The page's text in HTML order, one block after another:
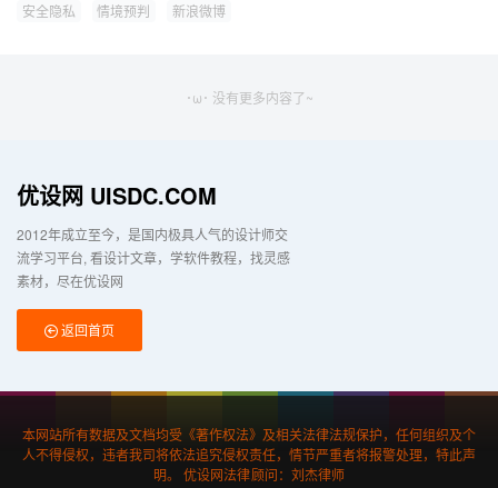
安全隐私 情境预判 新浪微博
･ω･ 没有更多内容了~
优设网 UISDC.COM
2012年成立至今，是国内极具人气的设计师交
流学习平台 看设计文章，学软件教程，找灵感
素材，尽在优设网
返回首页
本网站所有数据及文档均受《著作权法》及相关法律法规保护，任何组织及个
人不得侵权，违者我司将依法追究侵权责任，情节严重者将报警处理，特此声
明。 优设网法律顾问：刘杰律师